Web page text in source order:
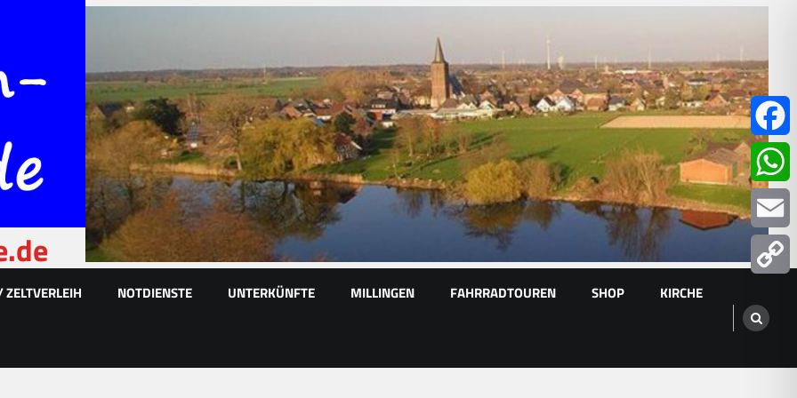
NOTDIENSTE UNTERKÜNFTE MILLINGEN FAHRRADTOUREN SHOP KIRCHE
Email
Link